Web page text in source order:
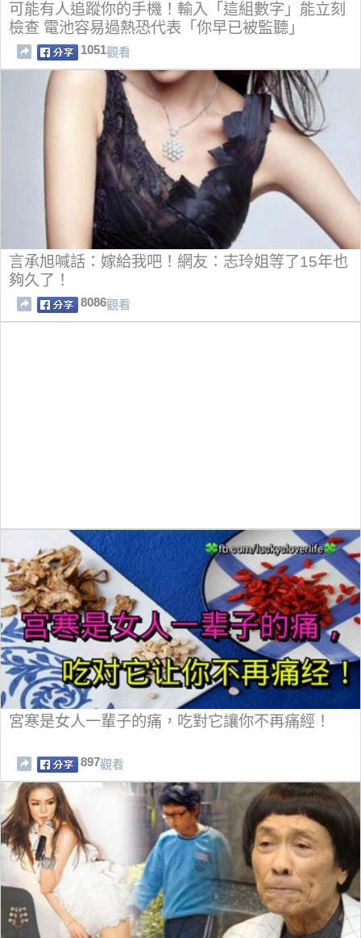
可能有人追蹤你的手機！輸入「這組數字」能立刻
檢查 電池容易過熱恐代表「你早已被監聽」
1051觀看
言承旭喊話：嫁給我吧！網友：志玲姐等了15年也
夠久了！
8086觀看
宮寒是女人一輩子的痛，吃對它讓你不再痛經！
897觀看